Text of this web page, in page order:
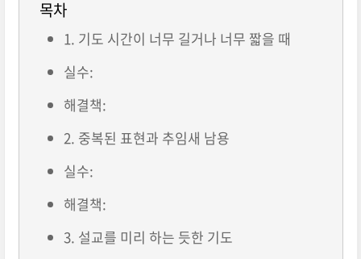
목차
1. 기도 시간이 너무 길거나 너무 짧을 때
실수:
해결책:
2. 중복된 표현과 추임새 남용
실수:
해결책:
3. 설교를 미리 하는 듯한 기도